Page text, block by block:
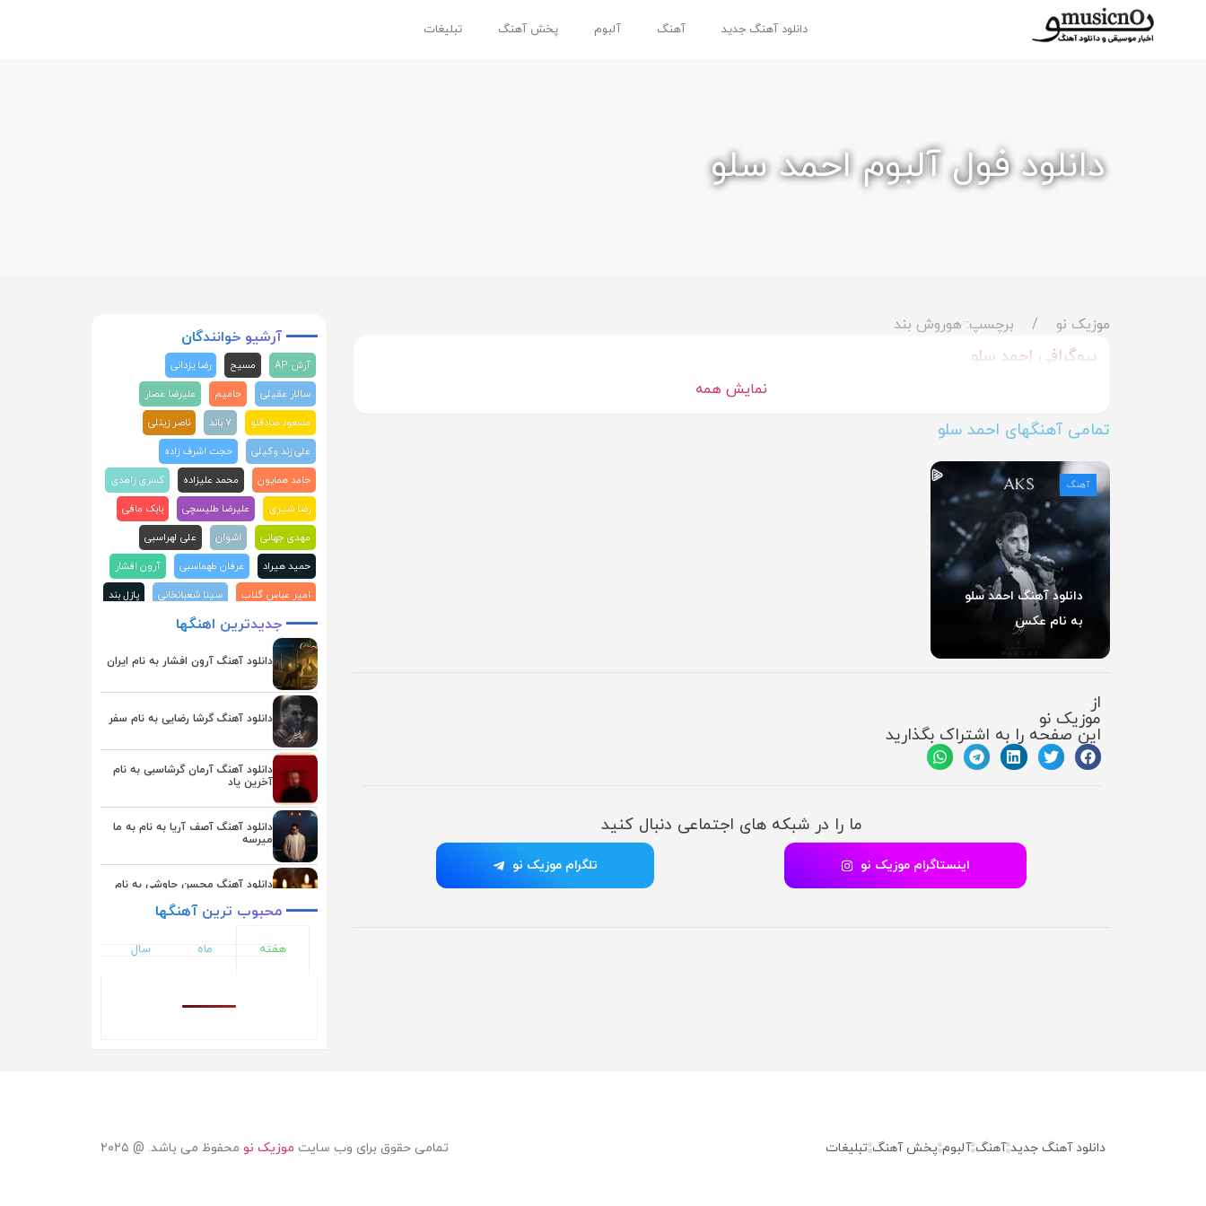
دانلود آهنگ جدید آهنگ آلبوم پخش آهنگ تبلیغات
دانلود فول آلبوم احمد سلو
موزیک نو برچسپ: هوروش بند
بیوگرافی احمد سلو
نمایش همه
تمامی آهنگهای احمد سلو
دانلود آهنگ احمد سلو
به نام عکس
آهنگ
از
موزیک نو
این صفحه را به اشتراک بگذارید
ما را در شبکه های اجتماعی دنبال کنید
اینستاگرام موزیک نو تلگرام موزیک نو
آرشیوخوانندگان
آرش AP مسیح
رضا یزدانی
سالار عقیلی
حامیم
علیرضا عصار
مسعود صادقلو
۷ باند
ناصر زینلی
علی زند وکیلی
حجت اشرف زاده
حامد همایون
محمد علیزاده
کسری زاهدی
رضا شیری
علیرضا طلیسچی
بابک مافی
مهدی جهانی
اشوان
علی لهراسبی
حمید هیراد
عرفان طهماسبی
آرون افشار
امیر عباس گلاب
سینا شعبانخانی
پازل بند
علیرضا قربانی
ماکان بند
علی عبدالمالکی
احسان دریادل
محسن ابراهیم زاده
محسن چاوشی
سامان جلیلی
فرزاد فرزین
حمید عسکری
احسان خواجه امیری
رضا صادقی
روزبه بمانی
یوسف زمانی
جدیدترین اهنگها
دانلود آهنگ آرون افشار به نام ایران
دانلود آهنگ گرشا رضایی به نام سفر
دانلود آهنگ آرمان گرشاسبی به نام
آخرین یاد
دانلود آهنگ آصف آریا به نام به ما
میرسه
دانلود آهنگ محسن چاوشی به نام
دانلود آهنگ یوسف زمانی به نام
همگناه
دانلود آهنگ اشوان به نام دلم تنگه
محبوب ترینآهنگها
هفته ماه سال
دانلود آهنگ جدید آهنگ آلبوم پخش آهنگ تبلیغات تمامی حقوق برای وب سایت موزیک نو محفوظ می باشد. @ ۲۰۲۵